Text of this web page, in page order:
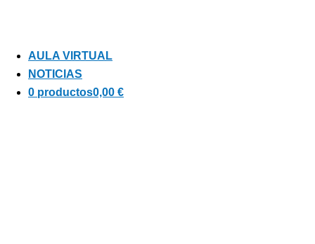
AULA VIRTUAL
NOTICIAS
0 productos0,00 €